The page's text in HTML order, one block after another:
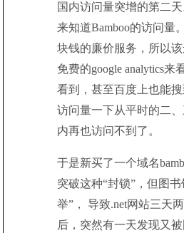
国内访问量突增的第二
来知道Bamboo的访问量
块钱的廉价服务，所以
免费的google analytics
看到，甚至百度上也能
访问量一下从平时的二、
内再也访问不到了。
于是新买了一个域名
突破这种“封锁”，但图
举”， 导致.net网站三天
后，突然有一天发现又